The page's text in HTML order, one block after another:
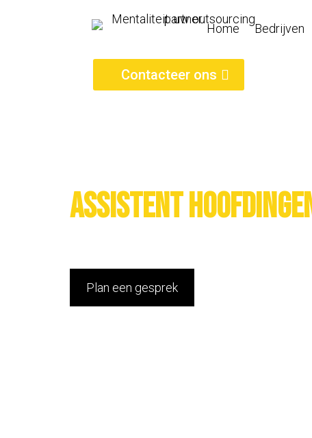
Home Bedrijven
Contacteer ons
Assistent
Plan een gesprek